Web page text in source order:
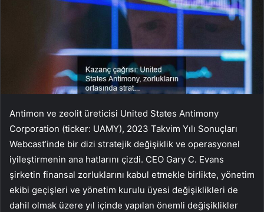
Antimon ve zeolit üreticisi United States Antimony
Corporation (ticker: UAMY), 2023 Takvim Yılı Sonuçları
Webcast’inde bir dizi stratejik değişiklik ve operasyonel
iyileştirmenin ana hatlarını çizdi. CEO Gary C. Evans
şirketin finansal zorluklarını kabul etmekle birlikte, yönetim
ekibi geçişleri ve yönetim kurulu üyesi değişiklikleri de
dahil olmak üzere yıl içinde yapılan önemli değişiklikler